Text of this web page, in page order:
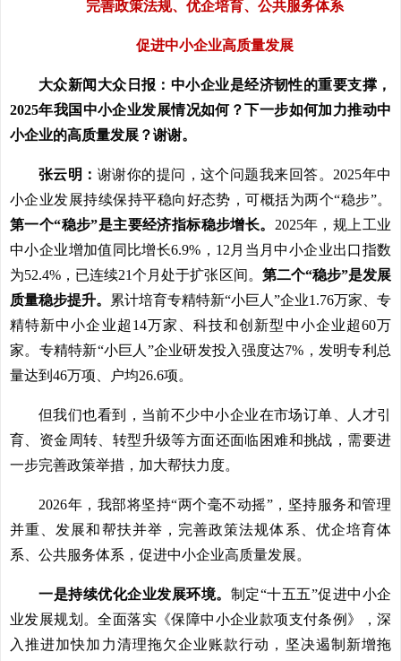
完善政策法规、优企培育、公共服务体系
促进中小企业高质量发展
大众新闻大众日报：中小企业是经济韧性的重要支撑，
2025年我国中小企业发展情况如何？下一步如何加力推动中
小企业的高质量发展？谢谢。
张云明： 谢谢你的提问，这个问题我来回答。2025年中
小企业发展持续保持平稳向好态势，可概括为两个“稳步”。
第一个“稳步”是主要经济指标稳步增长。 2025年，规上工业
中小企业增加值同比增长6.9%，12月当月中小企业出口指数
为52.4%，已连续21个月处于扩张区间。 第二个“稳步”是发展
质量稳步提升。
累计培育专精特新“小巨人”企业1.76万家、专
精特新中小企业超14万家、科技和创新型中小企业超60万
家。专精特新“小巨人”企业研发投入强度达7%，发明专利总
量达到46万项、户均26.6项。
但我们也看到，当前不少中小企业在市场订单、人才引
育、资金周转、转型升级等方面还面临困难和挑战，需要进
一步完善政策举措，加大帮扶力度。
2026年，我部将坚持“两个毫不动摇”，坚持服务和管理
并重、发展和帮扶并举，完善政策法规体系、优企培育体
系、公共服务体系，促进中小企业高质量发展。
一是持续优化企业发展环境。 制定“十五五”促进中小企
业发展规划。全面落实《保障中小企业款项支付条例》，深
入推进加快加力清理拖欠企业账款行动，坚决遏制新增拖